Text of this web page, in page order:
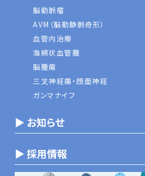
脳動脈瘤
AVM（脳動静脈奇形）
血管内治療
海綿状血管腫
脳腫瘍
三叉神経痛・顔面神経
ガンマナイフ
▶ お知らせ
▶ 採用情報